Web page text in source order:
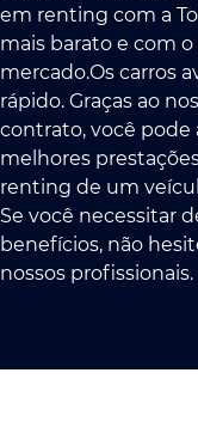
em renting com a
mais barato e com
mercado.Os carros
rápido. Graças ao
contrato, você pode
melhores
renting de um
Se você necessitar
benefícios, não
nossos profissionais.